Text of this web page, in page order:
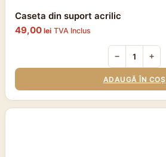
Caseta din suport acrilic
49,00 lei TVA Inclus
− +
ADAUGĂ ÎN COȘ